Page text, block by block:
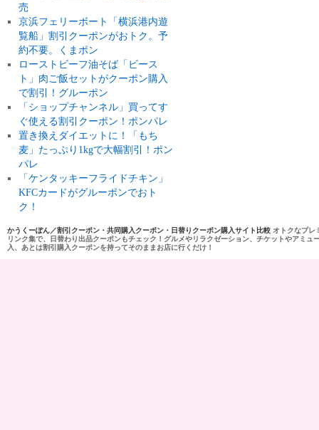
売
京浜フェリーボート「横浜港内遊
覧船」割引クーポンがおトク。予
約不要。くまポン
ローストビーフ油そば「ビース
ト」肉ご飯セットがクーポン購入
で割引！グルーポン
「ショップチャンネル」買ってす
ぐ使える割引クーポン！ポンパレ
置き換えダイエットに！「もち
麦」たっぷり1kgで大幅割引！ポン
パレ
「ケンタッキーフライドチキン」
KFCカードがグルーポンでおト
ク！
かうくーぽん／割引クーポン・共同購入クーポン・日替りクーポン購入サイト比較 オトクなプレ
リンク集で、日替わり出品クーポンもチェック！グルメやリラクゼーション、チケットやアミ
入、あとは割引購入クーポンを持ってそのままお店に行くだけ！